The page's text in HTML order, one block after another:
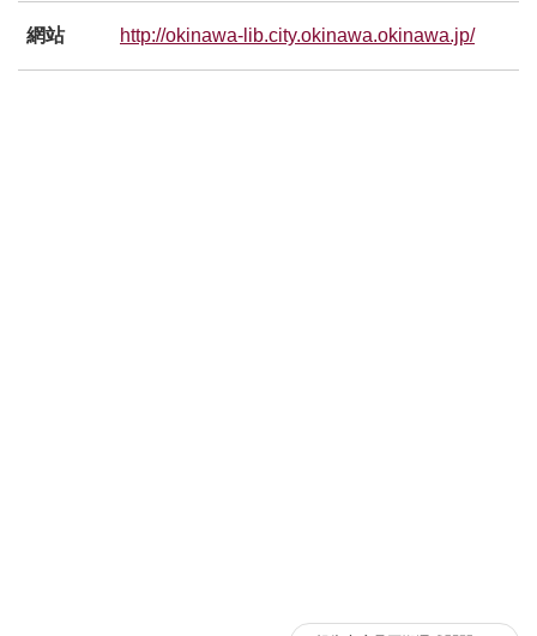
網站 http://okinawa-lib.city.okinawa.okinawa.jp/別ウィ